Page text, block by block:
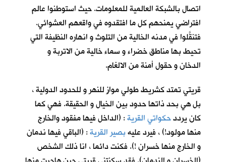
اتصال بالشبكة العالمية للمعلومات. حيث استوطنوا عالم
افتراضي يمنحهم كل ما افتقدوه في واقعهم العشوائي.
فتنقَّلوا في مدنه الخالية من التلوث و انهاره النظيفة التي
تحيط بها مناطق خضراء و سماء خالية من الاتربة و
الدخان و حقول أمنة من الالغام.
قريتي تمتد كشريط طولي موازٍ للنهر و للحدود الدولية ،
بل هي بحد ذاتها حدود بين الخيال و الحقيقة. فهي كما
كان يرددحكواتي القرية: (الداخل فيها مفقود والخارج
منها مولود!) ، فيرد عليهبصير القرية: (الباقي فيها ندمان
و الخارج منها خسران !). فكنت دائما ، انا ذلك الشخص